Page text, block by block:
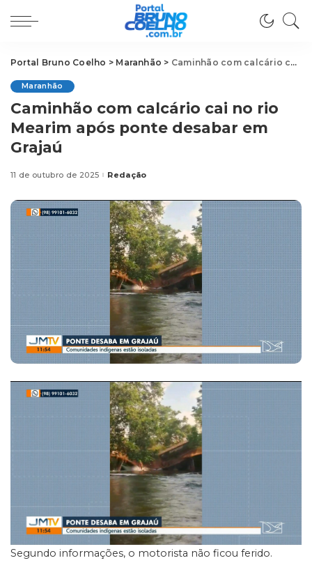
Portal Bruno Coelho > Maranhão > Caminhão com calcário cai no rio Mearim após ponte desabar em Grajaú
Maranhão
Caminhão com calcário cai no rio
Mearim após ponte desabar em
Grajaú
11 de outubro de 2025Posted
Redação
Segundo informações, o motorista não ficou ferido.